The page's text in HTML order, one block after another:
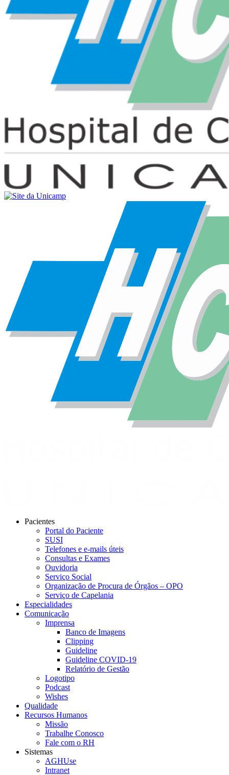
Pacientes
Portal do Paciente
SUSI
Telefones e e-mails úteis
Consultas e Exames
Ouvidoria
Serviço Social
Organização de Procura de Órgãos – OPO
Serviço de Capelania
Especialidades
Comunicação
Imprensa
Banco de Imagens
Clipping
Guideline
Guideline COVID-19
Relatório de Gestão
Logotipo
Podcast
Wishes
Qualidade
Recursos Humanos
Missão
Trabalhe Conosco
Fale com o RH
Sistemas
AGHUse
Intranet